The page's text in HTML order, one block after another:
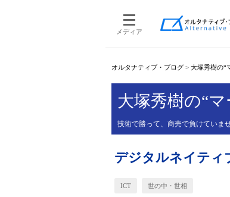
メディア
オルタナティブ・ブログ > 大塚秀樹の“
大塚秀樹の“
技術で勝って、商売で負けていま
デジタルネイティ
ICT 世の中・世相